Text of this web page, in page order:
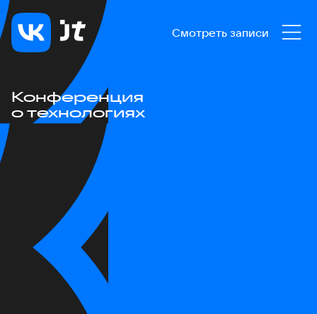
Смотреть записи
Конференция
о технологиях